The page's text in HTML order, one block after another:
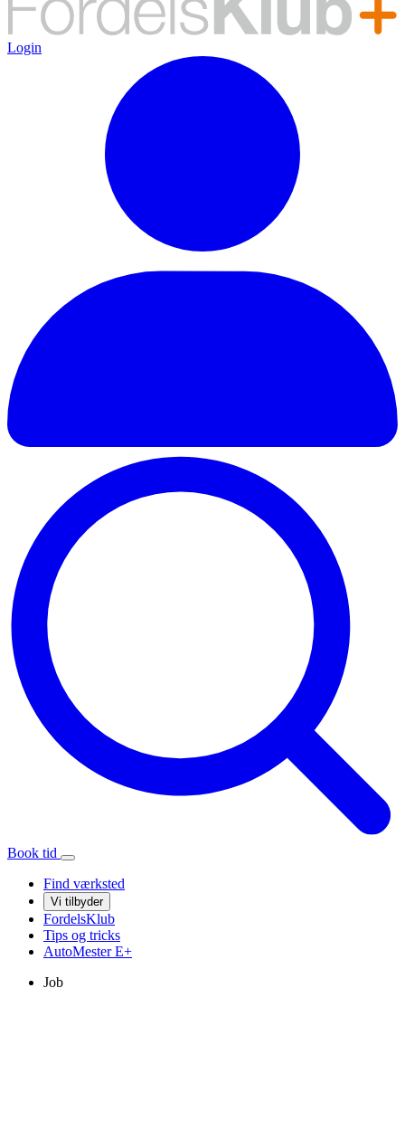
Login
Book tid
Find værksted
Vi tilbyder
FordelsKlub
Tips og tricks
AutoMesterE+
Job